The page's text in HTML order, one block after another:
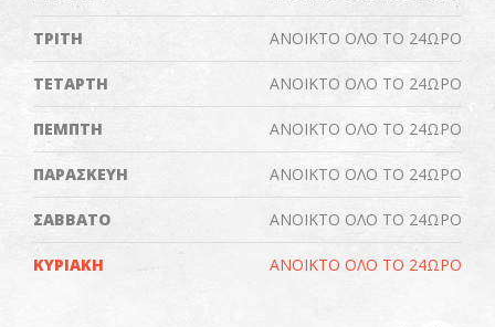
ΤΡΙΤΗ ΑΝΟΙΚΤΟ ΟΛΟ ΤΟ 24ΩΡΟ
ΤΕΤΑΡΤΗ ΑΝΟΙΚΤΟ ΟΛΟ ΤΟ 24ΩΡΟ
ΠΕΜΠΤΗ ΑΝΟΙΚΤΟ ΟΛΟ ΤΟ 24ΩΡΟ
ΠΑΡΑΣΚΕΥΗ ΑΝΟΙΚΤΟ ΟΛΟ ΤΟ 24ΩΡΟ
ΣΑΒΒΑΤΟ ΑΝΟΙΚΤΟ ΟΛΟ ΤΟ 24ΩΡΟ
ΚΥΡΙΑΚΗ ΑΝΟΙΚΤΟ ΟΛΟ ΤΟ 24ΩΡΟ